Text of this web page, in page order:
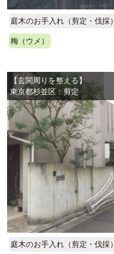
庭木のお手入れ（剪定・伐採）
梅（ウメ）
【玄関周りを整える】
東京都杉並区：剪定
庭木のお手入れ（剪定・伐採）